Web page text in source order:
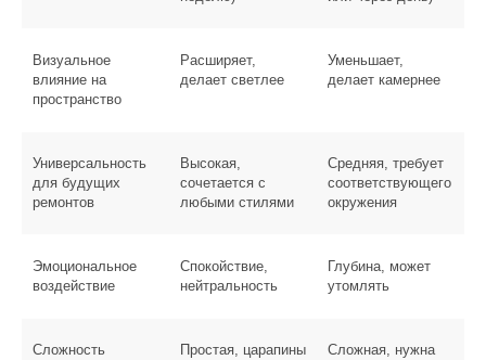
Визуальное
влияние на
пространство
Расширяет,
делает светлее
Уменьшает,
делает камернее
Универсальность
для будущих
ремонтов
Высокая,
сочетается с
любыми стилями
Средняя, требует
соответствующего
окружения
Эмоциональное
воздействие
Спокойствие,
нейтральность
Глубина, может
утомлять
Сложность
Простая, царапины
Сложная, нужна
Задача:
создать гармонию с мебелью из ореха,
Рекомендация:
(натуральный орех, шоколадный дуб). Светлый
поддерживает общую тональность, создаёт
цельность.
тёплый, но не такой тёмный, как шоколад,
Классический интерьер с
тёмной мебелью